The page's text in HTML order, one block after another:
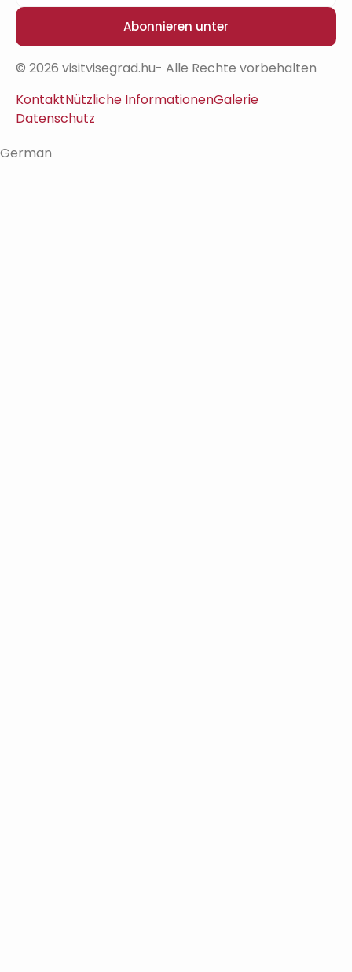
Abonnieren unter
© 2026 visitvisegrad.hu- Alle Rechte vorbehalten
KontaktNützliche InformationenGalerie
Datenschutz
German